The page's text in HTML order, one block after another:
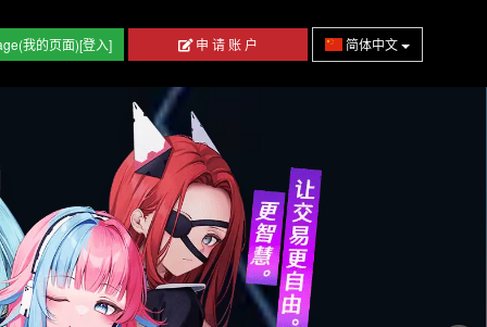
我的页面)[登入] 申 请 账 户 简体中文